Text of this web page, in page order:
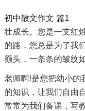
初中散文作文 篇1
壮成长。您是一支红
的路，您总是为了我
额头，一条条的皱纹
老师啊!是您把幼小的
的知识，让我们自由
常常为我们备课，写